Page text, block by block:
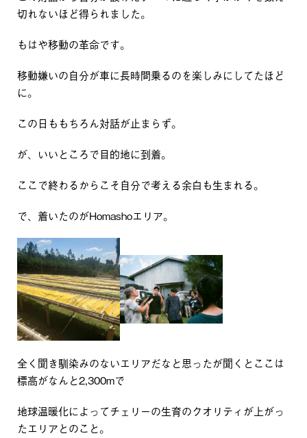
切れないほど得られました。
もはや移動の革命です。
移動嫌いの自分が車に長時間乗るのを楽しみにしてたほど
に。
この日ももちろん対話が止まらず。
が、いいところで目的地に到着。
ここで終わるからこそ自分で考える余白も生まれる。
で、着いたのがHomashoエリア。
全く聞き馴染みのないエリアだなと思ったが聞くとここは
標高がなんと2,300mで
地球温暖化によってチェリーの生育のクオリティが上がっ
たエリアとのこと。